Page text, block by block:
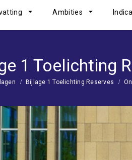
Ambities
1 Toelichting
Bijlage 1 Toelichting Reserves